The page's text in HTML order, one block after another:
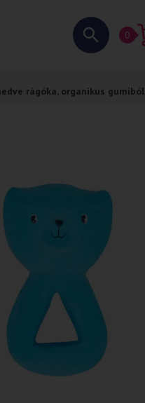
0
rágóka, organikus gumiból